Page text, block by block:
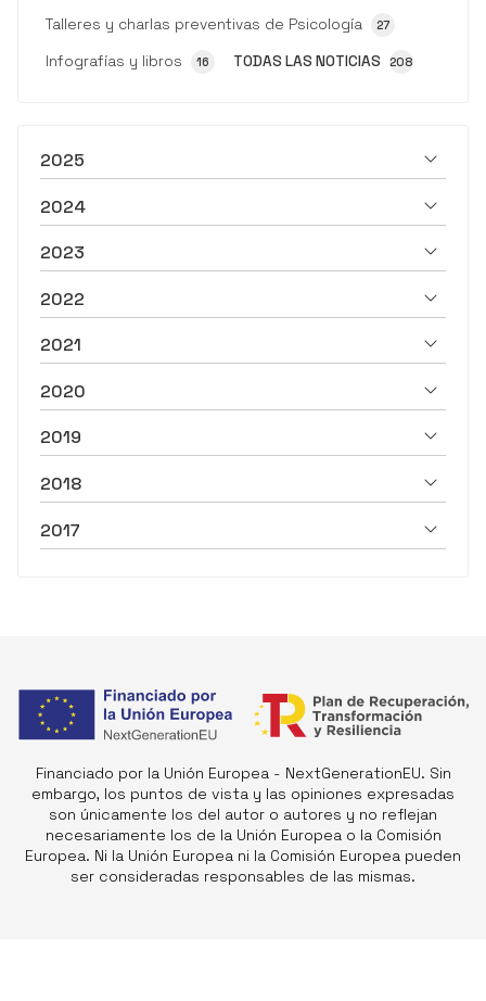
TODAS LAS NOTICIAS 208
Talleres y charlas preventivas de Psicología 27
Infografías y libros 16
2025
2024
2023
2022
2021
2020
2019
2018
2017
Financiado por la Unión Europea - NextGenerationEU. Sin
embargo, los puntos de vista y las opiniones expresadas
son únicamente los del autor o autores y no reflejan
necesariamente los de la Unión Europea o la Comisión
Europea. Ni la Unión Europea ni la Comisión Europea pueden
ser consideradas responsables de las mismas.